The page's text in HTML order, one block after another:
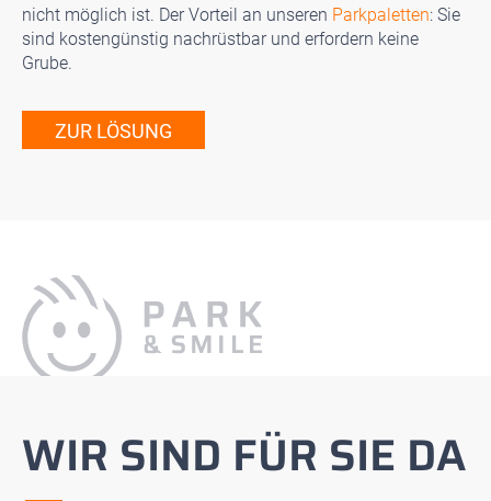
nicht möglich ist. Der Vorteil an unseren Parkpaletten: Sie
sind kostengünstig nachrüstbar und erfordern keine
Grube.
ZUR LÖSUNG
WIR SIND FÜR SIE DA